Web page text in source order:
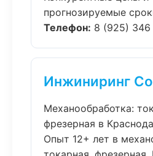
прогнозируемые
Телефон: 8 (925) 346
Инжиниринг
Механообработка:
фрезерная в
Опыт 12+ лет в